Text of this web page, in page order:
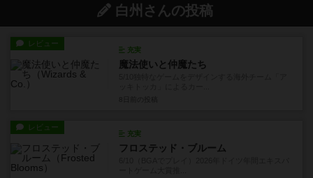
白州さんの投稿
レビュー
充実
魔法使いと仲魔たち
レビュー
充実
フロステッド・ブルーム